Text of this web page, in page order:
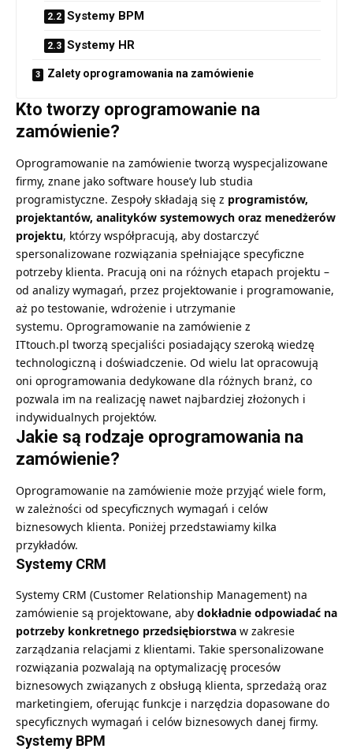
Systemy BPM
Systemy HR
Zalety oprogramowania na zamówienie
Kto tworzy oprogramowanie na
zamówienie?
Oprogramowanie na zamówienie tworzą wyspecjalizowane
firmy, znane jako software house’y lub studia
programistyczne. Zespoły składają się z programistów,
projektantów, analityków systemowych oraz menedżerów
projektu, którzy współpracują, aby dostarczyć
spersonalizowane rozwiązania spełniające specyficzne
potrzeby klienta. Pracują oni na różnych etapach projektu –
od analizy wymagań, przez projektowanie i programowanie,
aż po testowanie, wdrożenie i utrzymanie
systemu. Oprogramowanie na zamówienie z
ITtouch.pl tworzą specjaliści posiadający szeroką wiedzę
technologiczną i doświadczenie. Od wielu lat opracowują
oni oprogramowania dedykowane dla różnych branż, co
pozwala im na realizację nawet najbardziej złożonych i
indywidualnych projektów.
Jakie są rodzaje oprogramowania na
zamówienie?
Oprogramowanie na zamówienie może przyjąć wiele form,
w zależności od specyficznych wymagań i celów
biznesowych klienta. Poniżej przedstawiamy kilka
przykładów.
Systemy CRM
Systemy CRM (Customer Relationship Management) na
zamówienie są projektowane, aby dokładnie odpowiadać na
potrzeby konkretnego przedsiębiorstwa w zakresie
zarządzania relacjami z klientami. Takie spersonalizowane
rozwiązania pozwalają na optymalizację procesów
biznesowych związanych z obsługą klienta, sprzedażą oraz
marketingiem, oferując funkcje i narzędzia dopasowane do
specyficznych wymagań i celów biznesowych danej firmy.
Systemy BPM